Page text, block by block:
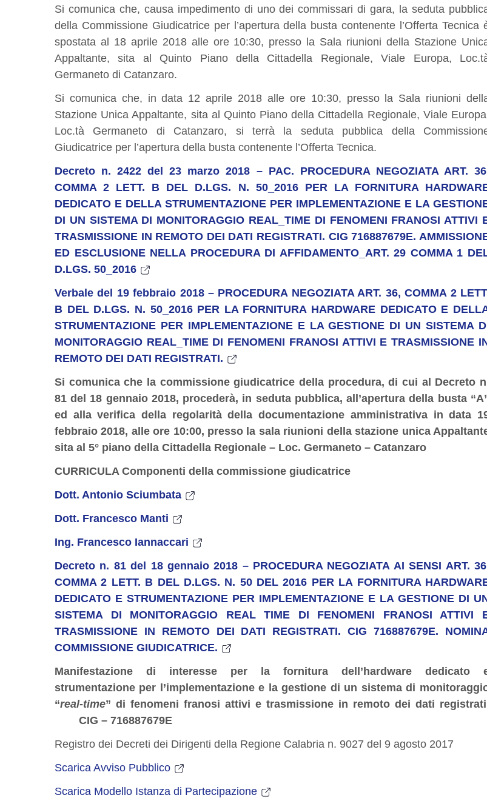
Si comunica che, causa impedimento di uno dei commissari di gara, la seduta
della Commissione Giudicatrice per l’apertura della busta contenente l’Offerta Tecnica
spostata al 18 aprile 2018 alle ore 10:30, presso la Sala riunioni della Stazione
Appaltante, sita al Quinto Piano della Cittadella Regionale, Viale Europa,
Germaneto di Catanzaro.
Si comunica che, in data 12 aprile 2018 alle ore 10:30, presso la Sala riunioni
Stazione Unica Appaltante, sita al Quinto Piano della Cittadella Regionale, Viale
Loc.tà Germaneto di Catanzaro, si terrà la seduta pubblica della
Giudicatrice per l’apertura della busta contenente l’Offerta Tecnica.
Decreto n. 2422 del 23 marzo 2018 – PAC. PROCEDURA NEGOZIATA ART.
COMMA 2 LETT. B DEL D.LGS. N. 50_2016 PER LA FORNITURA
DEDICATO E DELLA STRUMENTAZIONE PER IMPLEMENTAZIONE E LA
DI UN SISTEMA DI MONITORAGGIO REAL_TIME DI FENOMENI FRANOSI ATTIVI
TRASMISSIONE IN REMOTO DEI DATI REGISTRATI. CIG 716887679E.
ED ESCLUSIONE NELLA PROCEDURA DI AFFIDAMENTO_ART. 29 COMMA 1
D.LGS. 50_2016
Verbale del 19 febbraio 2018 – PROCEDURA NEGOZIATA ART. 36, COMMA 2
B DEL D.LGS. N. 50_2016 PER LA FORNITURA HARDWARE DEDICATO E
STRUMENTAZIONE PER IMPLEMENTAZIONE E LA GESTIONE DI UN SISTEMA
MONITORAGGIO REAL_TIME DI FENOMENI FRANOSI ATTIVI E TRASMISSIONE
REMOTO DEI DATI REGISTRATI.
Si comunica che la commissione giudicatrice della procedura, di cui al Decreto
81 del 18 gennaio 2018, procederà, in seduta pubblica, all’apertura della busta
ed alla verifica della regolarità della documentazione amministrativa in data
febbraio 2018, alle ore 10:00, presso la sala riunioni della stazione unica
sita al 5° piano della Cittadella Regionale – Loc. Germaneto – Catanzaro
CURRICULA Componenti della commissione giudicatrice
Dott. Antonio Sciumbata
Dott. Francesco Manti
Ing. Francesco Iannaccari
Decreto n. 81 del 18 gennaio 2018 – PROCEDURA NEGOZIATA AI SENSI ART.
COMMA 2 LETT. B DEL D.LGS. N. 50 DEL 2016 PER LA FORNITURA
DEDICATO E STRUMENTAZIONE PER IMPLEMENTAZIONE E LA GESTIONE DI
SISTEMA DI MONITORAGGIO REAL TIME DI FENOMENI FRANOSI ATTIVI
TRASMISSIONE IN REMOTO DEI DATI REGISTRATI. CIG 716887679E.
COMMISSIONE GIUDICATRICE.
Manifestazione di interesse per la fornitura dell’hardware dedicato
strumentazione per l’implementazione e la gestione di un sistema di
“real-time” di fenomeni franosi attivi e trasmissione in remoto dei dati
CIG – 716887679E
Registro dei Decreti dei Dirigenti della Regione Calabria n. 9027 del 9 agosto 2017
Scarica Avviso Pubblico
Scarica Modello Istanza di Partecipazione